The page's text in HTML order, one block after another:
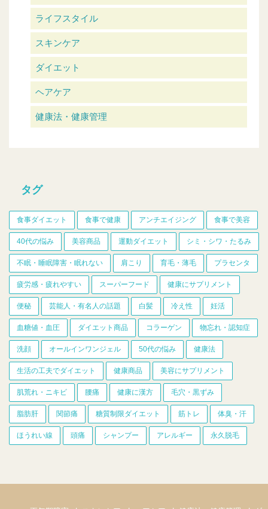
ライフスタイル
スキンケア
ダイエット
ヘアケア
健康法・健康管理
タグ
食事ダイエット 食事で健康 アンチエイジング 食事で美容
40代の悩み 美容商品 運動ダイエット シミ・シワ・たるみ
不眠・睡眠障害・眠れない 肩こり 育毛・薄毛 プラセンタ
疲労感・疲れやすい スーパーフード 健康にサプリメント
便秘 芸能人・有名人の話題 白髪 冷え性 妊活
血糖値・血圧 ダイエット商品 コラーゲン 物忘れ・認知症
洗顔 オールインワンジェル 50代の悩み 健康法
生活の工夫でダイエット 健康商品 美容にサプリメント
肌荒れ・ニキビ 腰痛 健康に漢方 毛穴・黒ずみ
脂肪肝 関節痛 糖質制限ダイエット 筋トレ 体臭・汗
ほうれい線 頭痛 シャンプー アレルギー 永久脱毛